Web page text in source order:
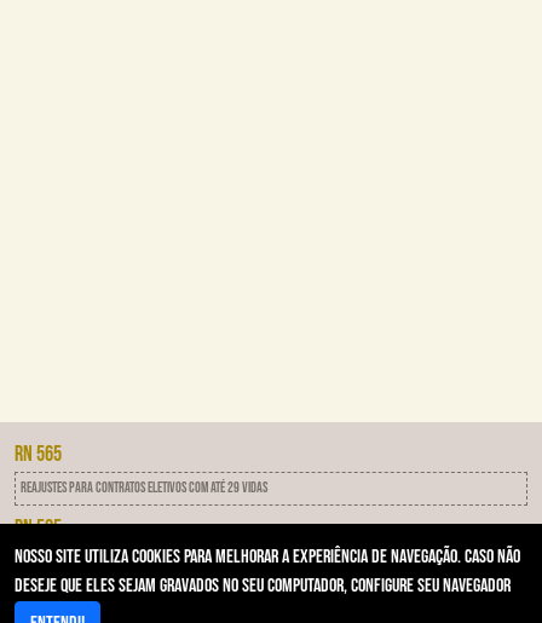
RN 565
Reajustes para contratos eletivos com até 29 vidas
RN 505
IDSS - Programa de qualificação das operadoras
RN 593
Nosso site utiliza cookies para melhorar a experiência de navegação. Caso não
deseje que eles sejam gravados no seu computador, configure seu navegador